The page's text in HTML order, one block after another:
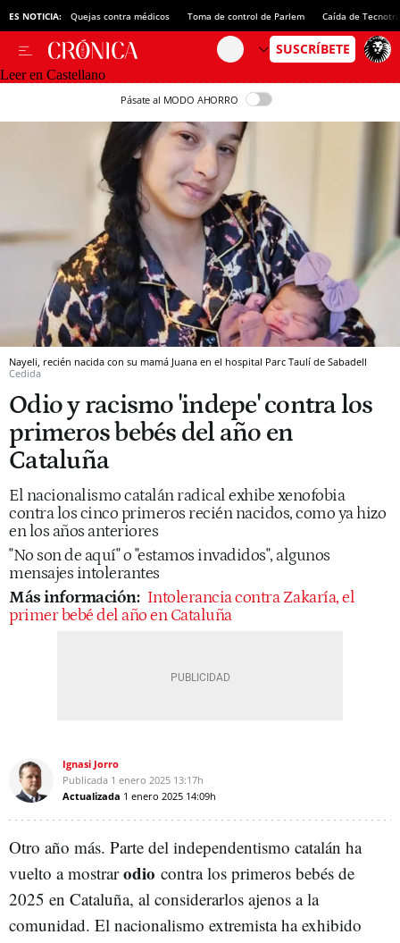
ES NOTICIA: Quejas contra médicos Toma de control de Parlem Caída de
Leer en Castellano
Pásate al MODO AHORRO
Nayeli, recién nacida con su mamá Juana en el hospital Parc Taulí de Sabadell
Cedida
Odio y racismo 'indepe' contra los
primeros bebés del año en
Cataluña
El nacionalismo catalán radical exhibe xenofobia
contra los cinco primeros recién nacidos, como ya hizo
en los años anteriores
"No son de aquí" o "estamos invadidos", algunos
mensajes intolerantes
Más información: Intolerancia contra Zakaría, el
primer bebé del año en Cataluña
Ignasi Jorro
Publicada 1 enero 2025 13:17h
Actualizada 1 enero 2025 14:09h
Otro año más. Parte del independentismo catalán ha
vuelto a mostrarodio contra los primeros bebés de
2025 en Cataluña, al considerarlos ajenos a la
comunidad. El nacionalismo extremista ha exhibido